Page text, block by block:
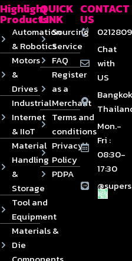
Highlight
Products
Automation
& Robotics
Motors
&
Drives
Industrial
Internet
& IIoT
Material
Handling
&
Storage
Tool and
Equipment
Materials &
Die
QUICK
LINK
Sourcing
Service
FAQ
Register
as a
Merchant
Terms and
conditions
Privacy
Policy
PDPA
CONTACT
US
Chat
with
US
Mon.-
Fri :
08:30-
17:30